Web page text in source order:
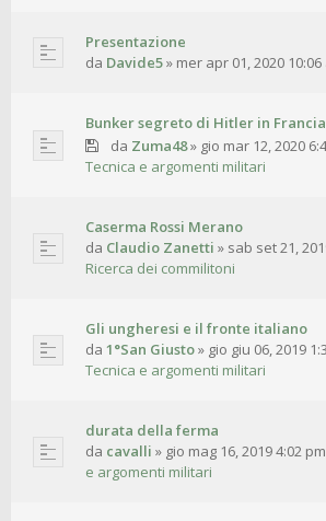
Presentazione
da Davide5» mer apr 01, 2020 10:06
Bunker segreto di Hitler in Francia
da Zuma48» gio mar 12, 2020
Tecnica e argomenti militari
Caserma Rossi Merano
da Claudio Zanetti » sab set 21,
Ricerca dei commilitoni
Gli ungheresi e il fronte italiano
da 1°San Giusto» gio giu 06, 2019
Tecnica e argomenti militari
durata della ferma
da cavalli » gio mag 16, 2019 4:02 pm
e argomenti militari